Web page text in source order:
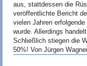
aus, stattdessen die
veröffentlichte Bericht
vielen Jahren
wurde. Allerdings
Schließlich stiegen die
50%! Von Jürgen